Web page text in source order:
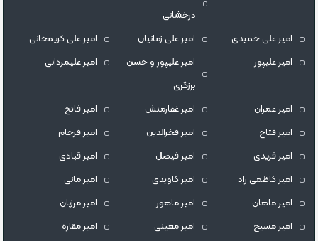
درخشانی
امیر علی حمیدی امیر علی زمانیان
امیر علی کریمخانی
امیر علیپور
امیر علیپور و حسن
برزگری
امیر علیمردانی
امیر عمران امیر غفارمنش
امیر فاتح
امیر فتاح
امیر فخرالدین
امیر فرجام
امیر فریدی
امیر فیصل
امیر قبادی
امیر کاظمی راد
امیر کاویدی
امیر مانی
امیر ماهان
امیر ماهور
امیر مرزبان
امیر مسیح
امیر معینی
امیر مقاره